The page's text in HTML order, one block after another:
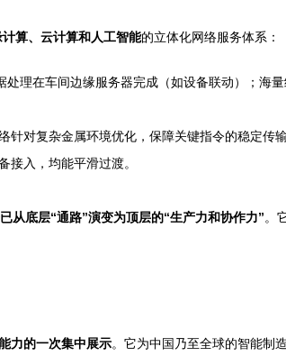
算、云计算和人工智能的立体化网络服务体系：
理在车间边缘服务器完成（如设备联动）；海
对复杂金属环境优化，保障关键指令的稳定传输
接入，均能平滑过渡。
从底层“通路”演变为顶层的“生产力和协作力”。
力的一次集中展示。它为中国乃至全球的智能制